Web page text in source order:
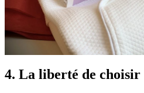
4. La liberté de choisir